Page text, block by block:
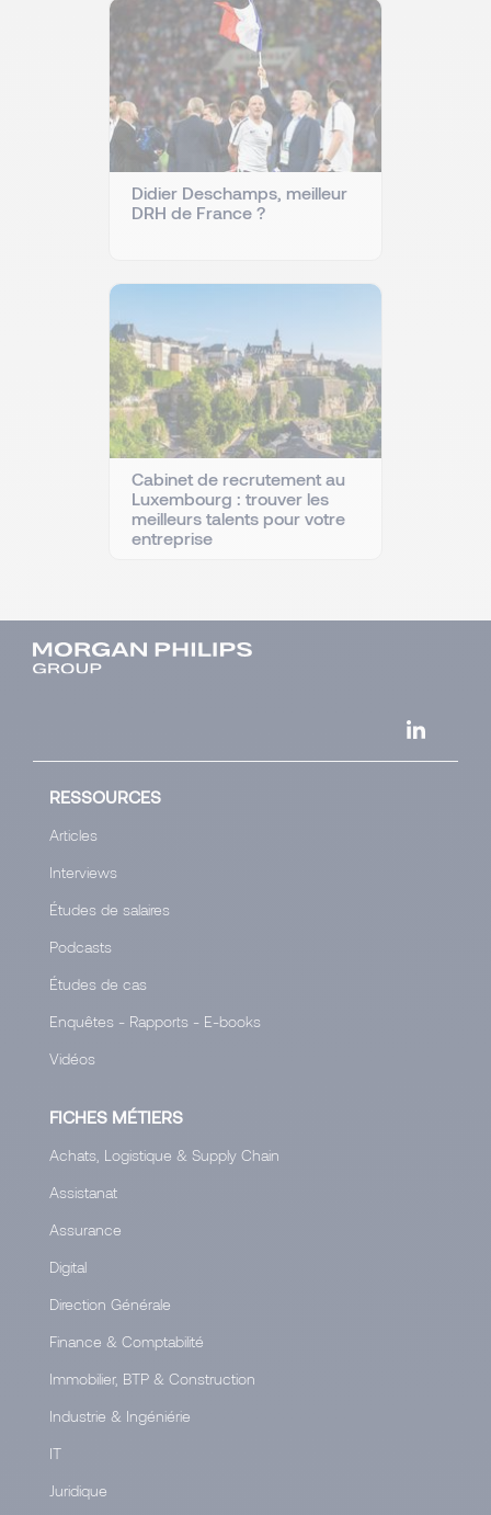
Didier Deschamps, meilleur
DRH de France ?
Cabinet de recrutement au
Luxembourg : trouver les
meilleurs talents pour votre
entreprise
RESSOURCES
Articles
Interviews
Études de salaires
Podcasts
Études de cas
Enquêtes - Rapports - E-books
Vidéos
FICHES MÉTIERS
Achats, Logistique & Supply Chain
Assistanat
Assurance
Digital
Direction Générale
Finance & Comptabilité
Immobilier, BTP & Construction
Industrie & Ingéniérie
IT
Juridique